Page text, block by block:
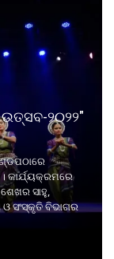
୨୦୨୨"
କାର୍ଯ୍ୟକ୍ରମରେ
ସାହୁ,
ସଂସ୍କୃତି ବିଭାଗର